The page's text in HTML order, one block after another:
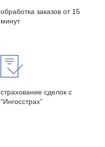
обработка заказов от 15
минут
страхование сделок с
“Ингосстрах”